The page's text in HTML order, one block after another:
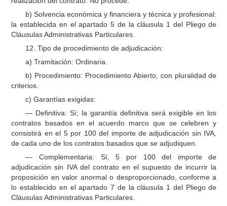
b) Solvencia económica y financiera y técnica y profesional:
la establecida en el apartado 5 de la cláusula 1 del Pliego de
Cláusulas Administrativas Particulares.
12. Tipo de procedimiento de adjudicación:
a) Tramitación: Ordinaria.
b) Procedimiento: Procedimiento Abierto, con pluralidad de
criterios.
c) Garantías exigidas:
— Definitiva: Sí; la garantía definitiva será exigible en los
contratos basados en el acuerdo marco que se celebren y
consistirá en el 5 por 100 del importe de adjudicación sin IVA,
de cada uno de los contratos basados que se adjudiquen.
— Complementaria: Sí, 5 por 100 del importe de
adjudicación sin IVA del contrato en el supuesto de incurrir la
proposición en valor anormal o desproporcionado, conforme a
lo establecido en el apartado 7 de la cláusula 1 del Pliego de
Cláusulas Administrativas Particulares.